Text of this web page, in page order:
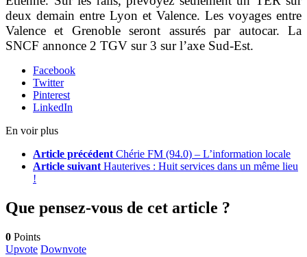
deux demain entre Lyon et Valence. Les voyages entre
Valence et Grenoble seront assurés par autocar. La
SNCF annonce 2 TGV sur 3 sur l’axe Sud-Est.
Facebook
Twitter
Pinterest
LinkedIn
En voir plus
Article précédent Chérie FM (94.0) – L’information locale
Article suivant Hauterives : Huit services dans un même lieu
!
Que pensez-vous de cet article ?
0 Points
Upvote Downvote